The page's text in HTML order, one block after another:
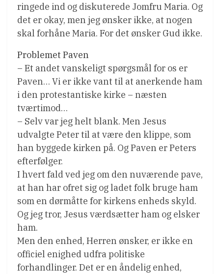
ringede ind og diskuterede Jomfru Maria. Og
det er okay, men jeg ønsker ikke, at nogen
skal forhåne Maria. For det ønsker Gud ikke.
Problemet Paven
– Et andet vanskeligt spørgsmål for os er
Paven… Vi er ikke vant til at anerkende ham
i den protestantiske kirke – næsten
tværtimod…
– Selv var jeg helt blank. Men Jesus
udvalgte Peter til at være den klippe, som
han byggede kirken på. Og Paven er Peters
efterfølger.
I hvert fald ved jeg om den nuværende pave,
at han har ofret sig og ladet folk bruge ham
som en dørmåtte for kirkens enheds skyld.
Og jeg tror, Jesus værdsætter ham og elsker
ham.
Men den enhed, Herren ønsker, er ikke en
officiel enighed udfra politiske
forhandlinger. Det er en åndelig enhed,